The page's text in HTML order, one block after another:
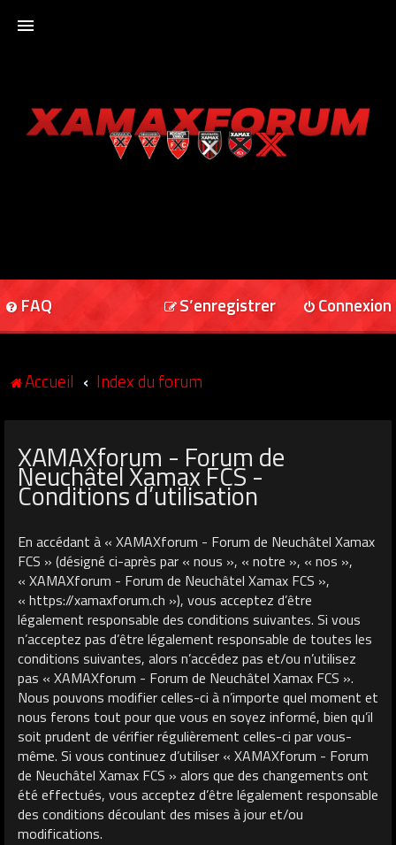
XAMAXFORUM
FAQ Connexion
S’enregistrer
Accueil Index du forum
XAMAXforum - Forum de
Neuchâtel Xamax FCS -
Conditions d’utilisation
En accédant à « XAMAXforum - Forum de Neuchâtel Xamax
FCS » (désigné ci-après par « nous », « notre », « nos »,
« XAMAXforum - Forum de Neuchâtel Xamax FCS »,
« https://xamaxforum.ch »), vous acceptez d’être
légalement responsable des conditions suivantes. Si vous
n’acceptez pas d’être légalement responsable de toutes les
conditions suivantes, alors n’accédez pas et/ou n’utilisez
pas « XAMAXforum - Forum de Neuchâtel Xamax FCS ».
Nous pouvons modifier celles-ci à n’importe quel moment et
nous ferons tout pour que vous en soyez informé, bien qu’il
soit prudent de vérifier régulièrement celles-ci par vous-
même. Si vous continuez d’utiliser « XAMAXforum - Forum
de Neuchâtel Xamax FCS » alors que des changements ont
été effectués, vous acceptez d’être légalement responsable
des conditions découlant des mises à jour et/ou
modifications.